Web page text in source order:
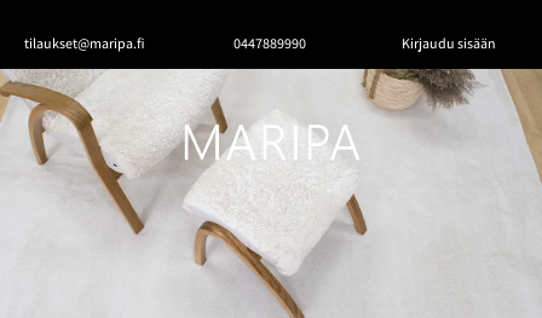
tilaukset@maripa.fi 0447889990 Kirjaudu sisään